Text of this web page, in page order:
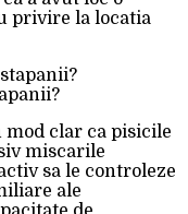
privire la locatia
clar ca pisicile
miscarile
sa le controleze
ale